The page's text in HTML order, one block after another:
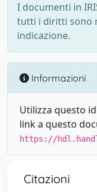
I documenti in
tutti i diritti sono
indicazione.
Informazioni
Utilizza questo
link a questo
https://
Citazioni